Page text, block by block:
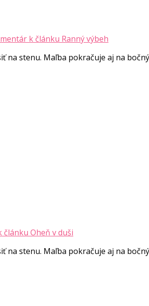
k článku Ranný výbeh
stenu. Maľba pokračuje aj na
článku Oheň v duši
stenu. Maľba pokračuje aj na